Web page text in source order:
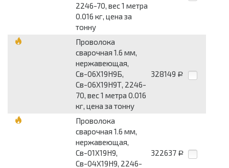
2246-70, вес 1 метра
0.016 кг, цена за
тонну
Проволока
сварочная 1.6 мм,
нержавеющая,
Св-06Х19Н9Б,
Св-06Х19Н9Т, 2246-
70, вес 1 метра 0.016
кг, цена за тонну
328149 Р
Проволока
сварочная 1.6 мм,
нержавеющая,
Св-01Х19Н9,
Св-04Х19Н9, 2246-
322637 Р